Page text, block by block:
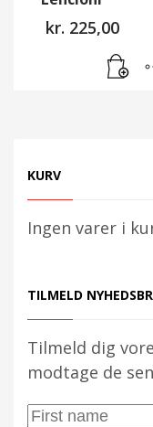
kr. 225,00
KURV
Ingen varer i
TILMELD
Tilmeld dig
modtage de
First